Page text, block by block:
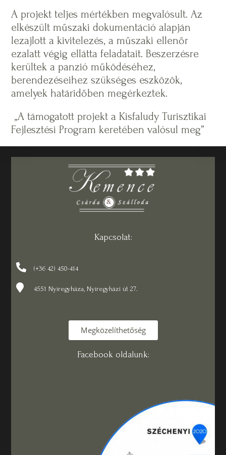
A projekt teljes mértékben megvalósult. Az
elkészült műszaki dokumentáció alapján
lezajlott a kivitelezés, a műszaki ellenőr
ezalatt végig ellátta feladatait. Beszerzésre
kerültek a panzió működéséhez,
berendezéseihez szükséges eszközök,
amelyek határidőben megérkeztek.
„A támogatott projekt a Kisfaludy Turisztikai
Fejlesztési Program keretében valósul meg”
Kapcsolat:
(+36 42) 450-414
4551 Nyíregyháza, Nyíregyházi út 27.
Megközelíthetőség
Facebook oldalunk: